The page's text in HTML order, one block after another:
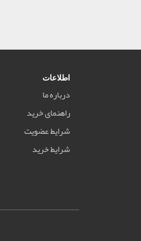
اطلاعات
درباره ما
راهنمای خرید
شرایط عضویت
شرایط خرید